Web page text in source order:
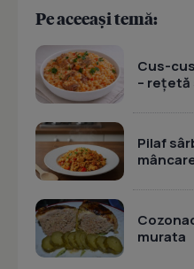
Pe aceeași temă:
Cus-
– rețetă
Pilaf
murata